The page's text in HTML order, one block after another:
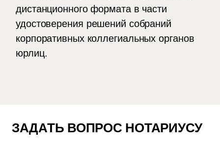
дистанционного формата в части
удостоверения решений собраний
корпоративных коллегиальных органов
юрлиц.
ЗАДАТЬ ВОПРОС НОТАРИУСУ